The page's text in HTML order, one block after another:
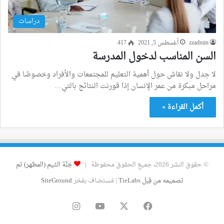
دراسات
zzadmin أغسطس 5, 2021 417
السن المناسب لدخول المدرسة
لا جدل ولا نقاش حول أهمية التعليم للمجتمعات والأفراد وخصوصًا في
مراحل مبكرة من عمر الإنسان إذا قورنت النتائج بالتي…
أكمل القراءة »
© حقوق النشر 2026، جميع الحقوق محفوظة |
جَنَّة الثيم (المظهر) تم
تصميمه من قِبل TieLabs
| مُستضاف بفخرSiteGround
فيسبوك ‫YouTube